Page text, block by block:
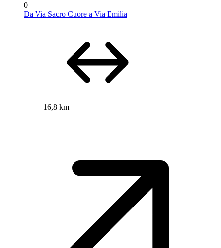
0
Da Via Sacro Cuore a Via Emilia
16,8 km